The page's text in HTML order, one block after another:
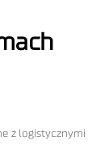
z logistycznymi